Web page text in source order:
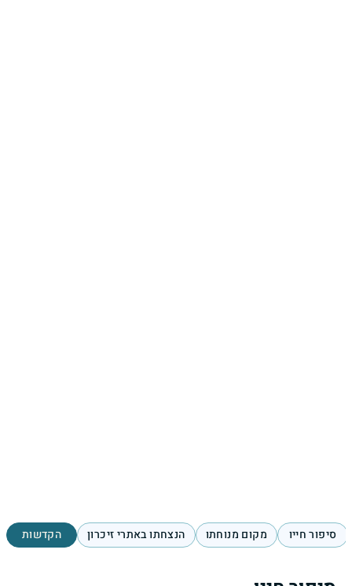
סיפור חייו מקום מנוחתו הנצחתו באתרי זיכרון הקדשות